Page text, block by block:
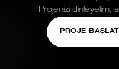
Projenizi dinleyelim,
PROJE BAŞLAT